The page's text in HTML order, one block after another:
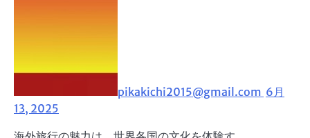
pikakichi2015@gmail.com 6月
13, 2025